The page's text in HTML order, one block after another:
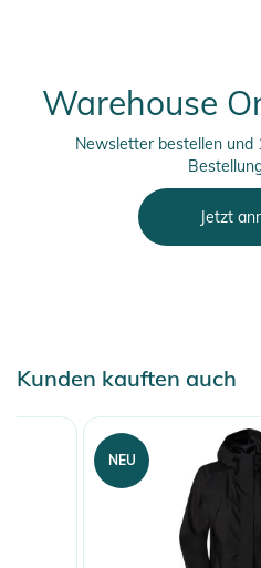
Warehouse
Newsletter bestellen und
Jetzt
Kunden kauften auch
NEU